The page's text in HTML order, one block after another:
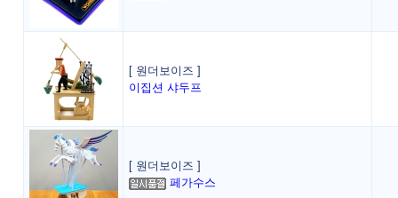
[ 원더보이즈 ]
이집션 샤두프
[ 원더보이즈 ]
페가수스